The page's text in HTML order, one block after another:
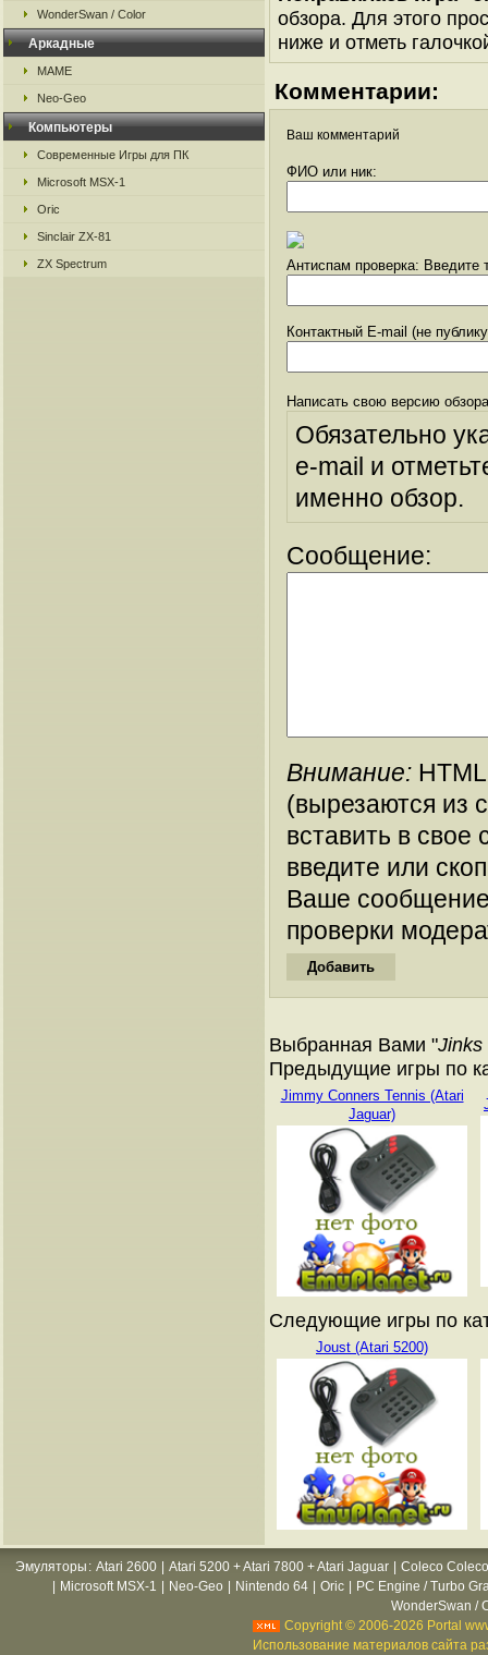
WonderSwan / Color
Аркадные
MAME
Neo-Geo
Компьютеры
Современные Игры для ПК
Microsoft MSX-1
Oric
Sinclair ZX-81
ZX Spectrum
обзора. Для этого
ниже и отметь
Комментарии:
Ваш комментарий
ФИО или ник:
Антиспам проверка: Введите
Контактный E-mail (не
Написать свою версию
Обязательно
e-mail и
именно обзор.
Сообщение:
Внимание:
(вырезаются из
вставить в
введите или
Ваше
проверки
Выбранная Вами "Jinks
Предыдущие игры по
Jimmy Conners Tennis (Atari
Jaguar)
Следующие игры по
Joust (Atari 5200)
Эмуляторы : Atari 2600 Atari 5200 + Atari 7800 + Atari Jaguar
Coleco
Microsoft MSX-1 Neo-Geo Nintendo 64 Oric
PC Engine / Turbo
WonderSwan /
Copyright © 2006-2026 Portal
Использование материалов сайта